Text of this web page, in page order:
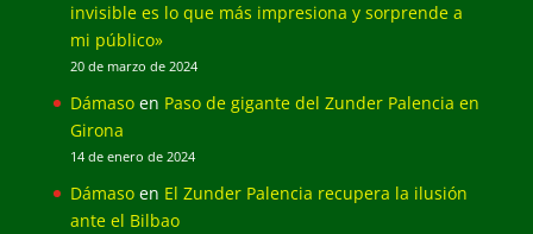
invisible es lo que más impresiona y sorprende a
mi público»
20 de marzo de 2024
Dámasoen Paso de gigante del Zunder Palencia en
Girona
14 de enero de 2024
Dámasoen El Zunder Palencia recupera la ilusión
ante el Bilbao